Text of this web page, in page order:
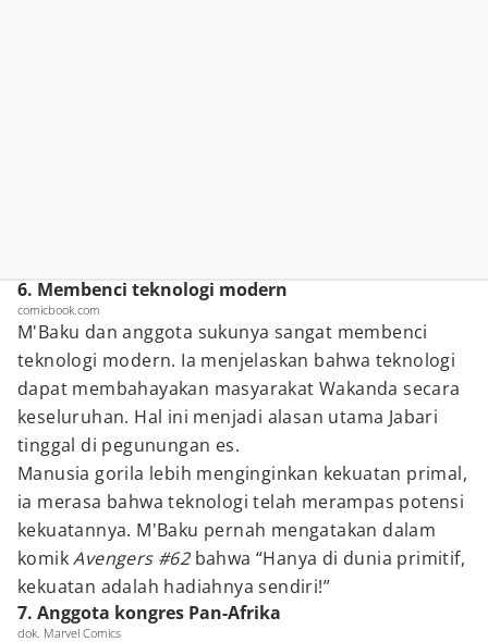
6. Membenci teknologi modern
comicbook.com
M'Baku dan anggota sukunya sangat membenci
teknologi modern. Ia menjelaskan bahwa teknologi
dapat membahayakan masyarakat Wakanda secara
keseluruhan. Hal ini menjadi alasan utama Jabari
tinggal di pegunungan es.
Manusia gorila lebih menginginkan kekuatan primal,
ia merasa bahwa teknologi telah merampas potensi
kekuatannya. M'Baku pernah mengatakan dalam
komikAvengers #62 bahwa “Hanya di dunia primitif,
kekuatan adalah hadiahnya sendiri!”
7. Anggota kongres Pan-Afrika
dok. Marvel Comics